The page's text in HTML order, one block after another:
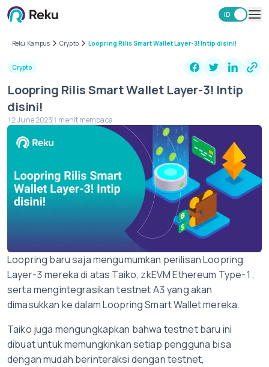
EN
ID
Learning Hub
Keamanan
Biaya
Lainnya
Unduh Aplikasi Reku
Reku Kampus Crypto Loopring Rilis Smart Wallet Layer-3! Intip disini!
Crypto
Loopring Rilis Smart Wallet Layer-3! Intip
disini!
12 June 20231 menit membaca
Loopring baru saja mengumumkan perilisan Loopring
Layer-3 mereka di atas Taiko, zkEVM Ethereum Type-1,
serta mengintegrasikan testnet A3 yang akan
dimasukkan ke dalam Loopring Smart Wallet mereka.
Taiko juga mengungkapkan bahwa testnet baru ini
dibuat untuk memungkinkan setiap pengguna bisa
dengan mudah berinteraksi dengan testnet,